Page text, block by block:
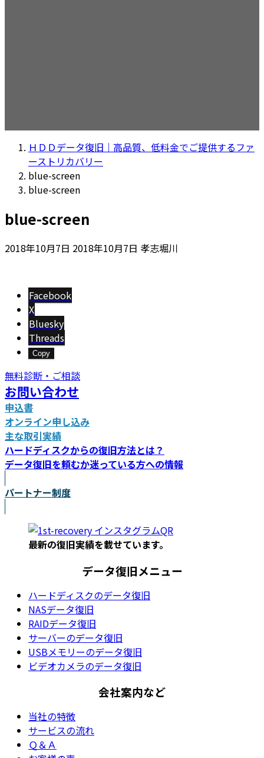
ＨＤＤデータ復旧｜高品質、低料金でご提供するファ
ーストリカバリー
blue-screen
blue-screen
blue-screen
2018年10月7日 最
2018年10月7日 孝志堀川
Facebook
X
Bluesky
Threads
Copy
無料診断・ご相談
お問い合わせ
申込書
オンライン申し込み
主な取引実績
ハードディスクからの復旧方法とは？
データ復旧を頼むか迷っている方への情報
パートナー制度
最新の復旧実績を載せています。
データ復旧メニュー
ハードディスクのデータ復旧
NASデータ復旧
RAIDデータ復旧
サーバーのデータ復旧
USBメモリーのデータ復旧
ビデオカメラのデータ復旧
会社案内など
当社の特徴
サービスの流れ
Ｑ＆Ａ